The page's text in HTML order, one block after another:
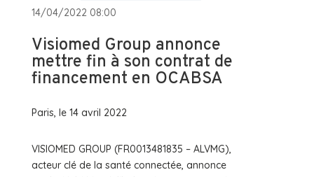
14/04/2022 08:00
Visiomed Group annonce
mettre fin à son contrat de
financement en OCABSA
Paris, le 14 avril 2022
VISIOMED GROUP (FR0013481835 – ALVMG),
acteur clé de la santé connectée, annonce